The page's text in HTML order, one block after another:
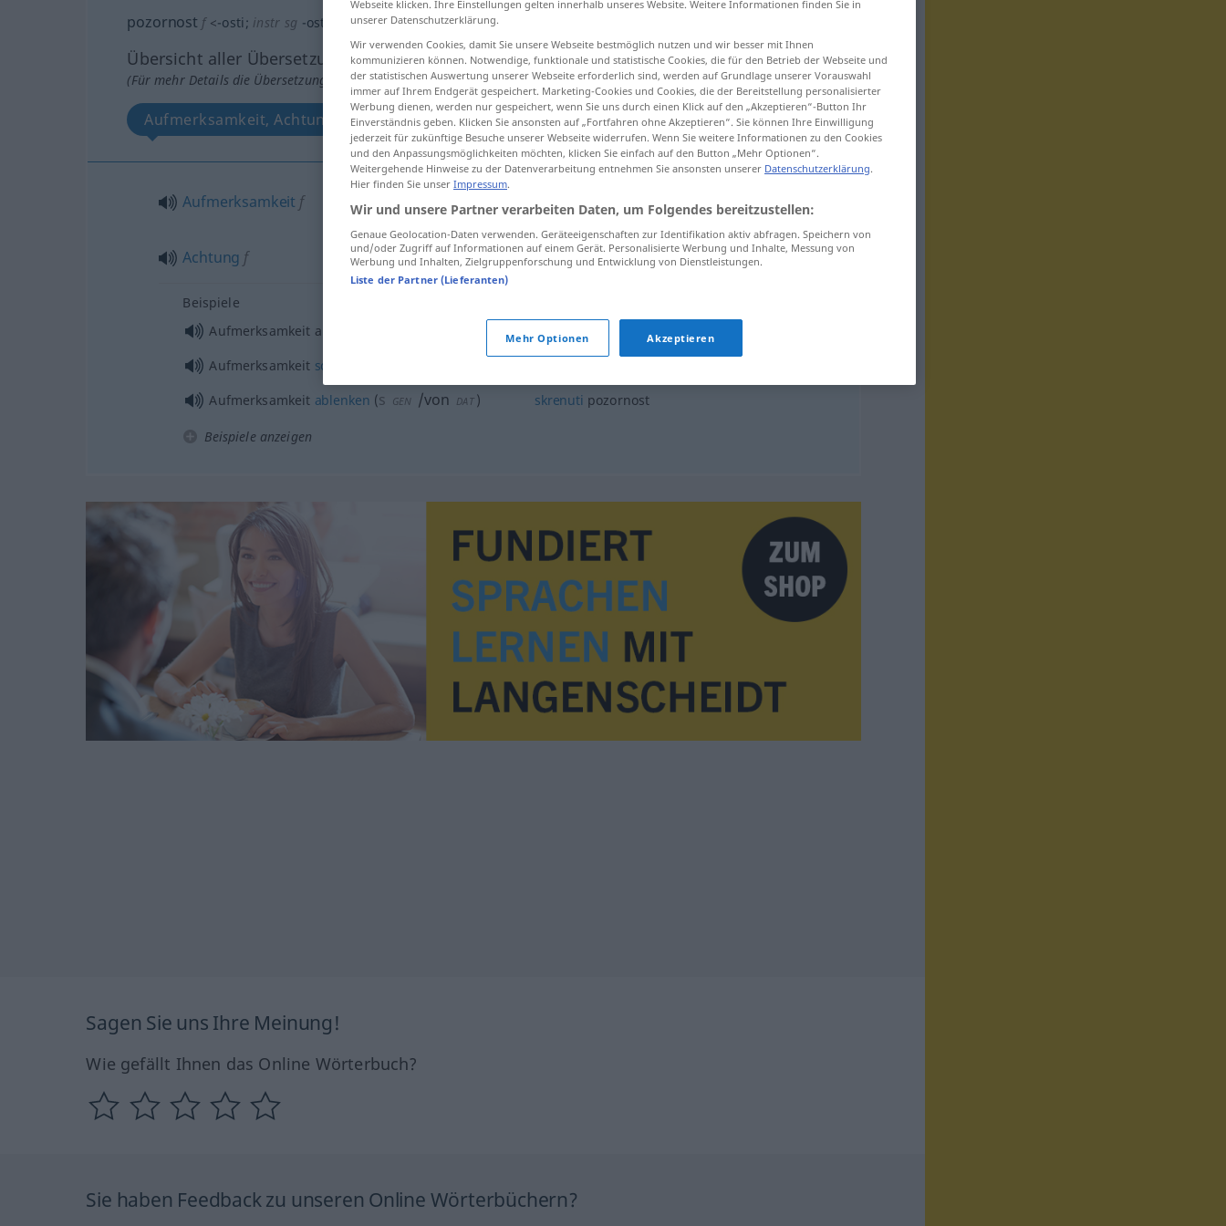
pozornost f <-osti; instr sg -osti , -ošću>
Übersicht aller Übersetzungen
(Für mehr Details die Übersetzung anklicken/antippen)
Aufmerksamkeit, Achtung
Aufmerksamkeit f pozornost
Achtung f pozornost
Beispiele
Aufmerksamkeit auf sich
Aufmerksamkeit schenken
Aufmerksamkeit ablenken (s GEN /von DAT ) skrenuti pozornost
Beispiele anzeigen
Sagen Sie uns Ihre Meinung!
Wie gefällt Ihnen das Online Wörterbuch?
Sie haben Feedback zu unseren Online Wörterbüchern?
Webseite klicken. Ihre Einstellungen gelten innerhalb unseres Website. Weitere Informationen finden Sie in
unserer Datenschutzerklärung.
Wir verwenden Cookies, damit Sie unsere Webseite bestmöglich nutzen und wir besser mit Ihnen
kommunizieren können. Notwendige, funktionale und statistische Cookies, die für den Betrieb der Webseite und
der statistischen Auswertung unserer Webseite erforderlich sind, werden auf Grundlage unserer Vorauswahl
immer auf Ihrem Endgerät gespeichert. Marketing-Cookies und Cookies, die der Bereitstellung personalisierter
Werbung dienen, werden nur gespeichert, wenn Sie uns durch einen Klick auf den „Akzeptieren“-Button Ihr
Einverständnis geben. Klicken Sie ansonsten auf „Fortfahren ohne Akzeptieren“. Sie können Ihre Einwilligung
jederzeit für zukünftige Besuche unserer Webseite widerrufen. Wenn Sie weitere Informationen zu den Cookies
und den Anpassungsmöglichkeiten möchten, klicken Sie einfach auf den Button „Mehr Optionen“.
Weitergehende Hinweise zu der Datenverarbeitung entnehmen Sie ansonsten unserer Datenschutzerklärung.
Hier finden Sie unser Impressum.
Wir und unsere Partner verarbeiten Daten, um Folgendes bereitzustellen:
Genaue Geolocation-Daten verwenden. Geräteeigenschaften zur Identifikation aktiv abfragen. Speichern von
und/oder Zugriff auf Informationen auf einem Gerät. Personalisierte Werbung und Inhalte, Messung von
Werbung und Inhalten, Zielgruppenforschung und Entwicklung von Dienstleistungen.
Liste der Partner (Lieferanten)
Mehr Optionen Akzeptieren